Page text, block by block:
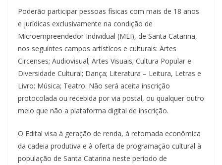
q
u
e
.
Poderão participar pessoas físicas com mais de 18 anos
e jurídicas exclusivamente na condição de
Microempreendedor Individual (MEI), de Santa Catarina,
nos seguintes campos artísticos e culturais: Artes
Circenses; Audiovisual; Artes Visuais; Cultura Popular e
Diversidade Cultural; Dança; Literatura – Leitura, Letras e
Livro; Música; Teatro. Não será aceita inscrição
protocolada ou recebida por via postal, ou qualquer outro
meio que não a plataforma digital de inscrição.
O Edital visa à geração de renda, à retomada econômica
da cadeia produtiva e à oferta de programação cultural à
população de Santa Catarina neste período de